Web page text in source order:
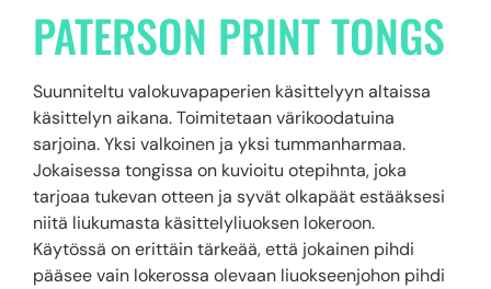
PATERSON PRINT TONGS
Suunniteltu valokuvapaperien käsittelyyn altaissa
käsittelyn aikana. Toimitetaan värikoodatuina
sarjoina. Yksi valkoinen ja yksi tummanharmaa.
Jokaisessa tongissa on kuvioitu otepihnta, joka
tarjoaa tukevan otteen ja syvät olkapäät estääksesi
niitä liukumasta käsittelyliuoksen lokeroon.
Käytössä on erittäin tärkeää, että jokainen pihdi
pääsee vain lokerossa olevaan liuokseenjohon pihdi